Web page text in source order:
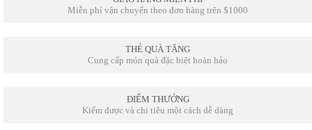
Miễn phí vận chuyển theo đơn hàng trên $1000
THẺ QUÀ TẶNG
Cung cấp món quà đặc biệt hoàn hảo
ĐIỂM THƯỞNG
Kiếm được và chi tiêu một cách dễ dàng